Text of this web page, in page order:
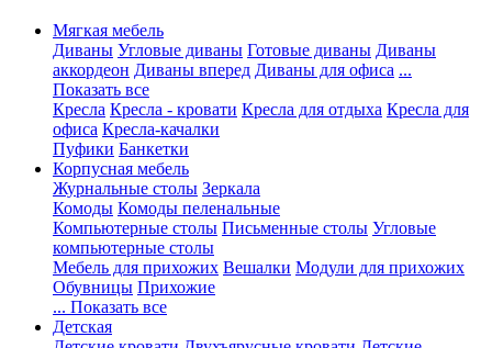
Мягкая мебель
Диваны Угловые диваны Готовые диваны Диваны
аккордеон Диваны вперед Диваны для офиса ...
Показать все
Кресла Кресла - кровати Кресла для отдыха Кресла для
офиса Кресла-качалки
Пуфики Банкетки
Корпусная мебель
Журнальные столы Зеркала
Комоды Комоды пеленальные
Компьютерные столы Письменные столы Угловые
компьютерные столы
Мебель для прихожих Вешалки Модули для прихожих
Обувницы Прихожие
... Показать все
Детская